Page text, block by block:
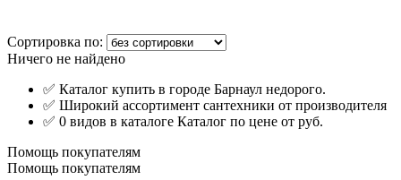
Сортировка по:
Ничего не найдено
✅ Каталог купить в городе Барнаул недорого.
✅ Широкий ассортимент сантехники от производителя
✅ 0 видов в каталоге Каталог по цене от руб.
Помощь покупателям
Помощь покупателям